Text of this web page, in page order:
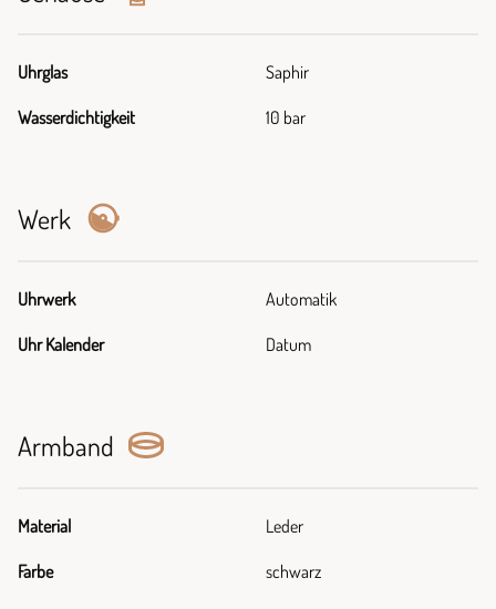
Uhrglas Saphir
Wasserdichtigkeit 10 bar
Werk
Uhrwerk Automatik
Uhr Kalender Datum
Armband
Material Leder
Farbe schwarz